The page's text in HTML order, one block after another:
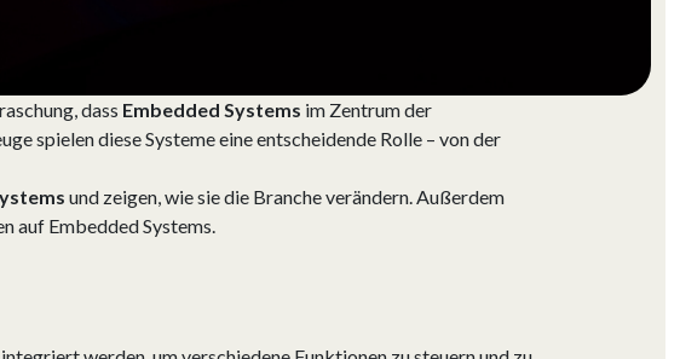
dass Embedded Systems im Zentrum der
spielen diese Systeme eine entscheidende Rolle – von der
und zeigen, wie sie die Branche verändern. Außerdem
auf Embedded Systems.